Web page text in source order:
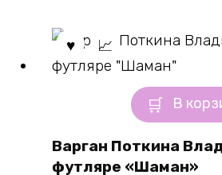
В
Варган Поткина
футляре «Шаман»